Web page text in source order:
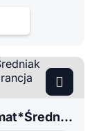
Peugeot Expert Fv23%*Automat*Średniak L2*Historia Serwisowa*2.0HDI*Gwarancja Premium*